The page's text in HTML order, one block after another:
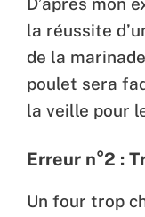
la réussite
de la
poulet sera
la veille pour
Erreur n°2 :
Un four trop